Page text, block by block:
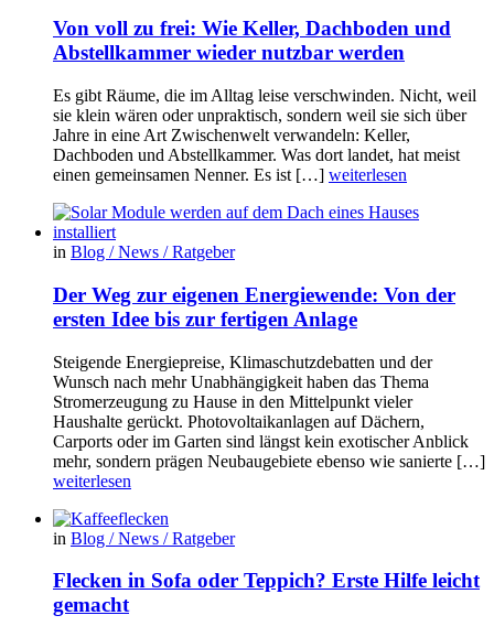
Von voll zu frei: Wie Keller, Dachboden und
Abstellkammer wieder nutzbar werden
Es gibt Räume, die im Alltag leise verschwinden. Nicht, weil
sie klein wären oder unpraktisch, sondern weil sie sich über
Jahre in eine Art Zwischenwelt verwandeln: Keller,
Dachboden und Abstellkammer. Was dort landet, hat meist
einen gemeinsamen Nenner. Es ist […] weiterlesen
in Blog / News / Ratgeber
Der Weg zur eigenen Energiewende: Von der
ersten Idee bis zur fertigen Anlage
Steigende Energiepreise, Klimaschutzdebatten und der
Wunsch nach mehr Unabhängigkeit haben das Thema
Stromerzeugung zu Hause in den Mittelpunkt vieler
Haushalte gerückt. Photovoltaikanlagen auf Dächern,
Carports oder im Garten sind längst kein exotischer Anblick
mehr, sondern prägen Neubaugebiete ebenso wie sanierte […]
weiterlesen
in Blog / News / Ratgeber
Flecken in Sofa oder Teppich? Erste Hilfe leicht
gemacht